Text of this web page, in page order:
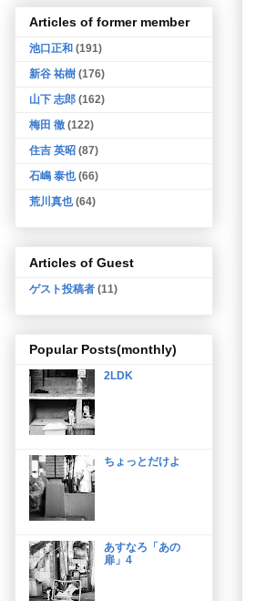
Articles of former member
池口正和 (191)
新谷 祐樹 (176)
山下 志郎 (162)
梅田 徹 (122)
住吉 英昭 (87)
石嶋 泰也 (66)
荒川真也 (64)
Articles of Guest
ゲスト投稿者 (11)
Popular Posts(monthly)
2LDK
ちょっとだけよ
あすなろ「あの
扉」4